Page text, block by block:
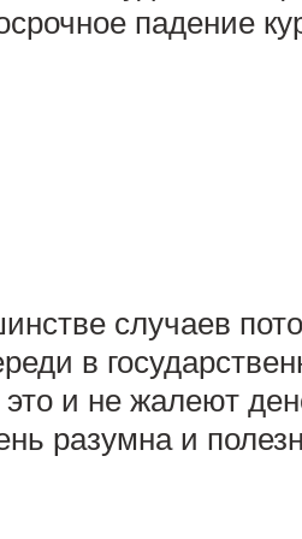
падение
случаев
в
и не жалеют
разумна и